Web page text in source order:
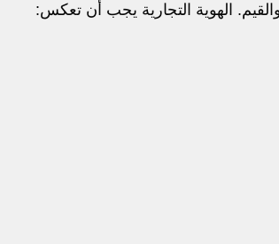
الهوية التجارية يجب أن تعكس: